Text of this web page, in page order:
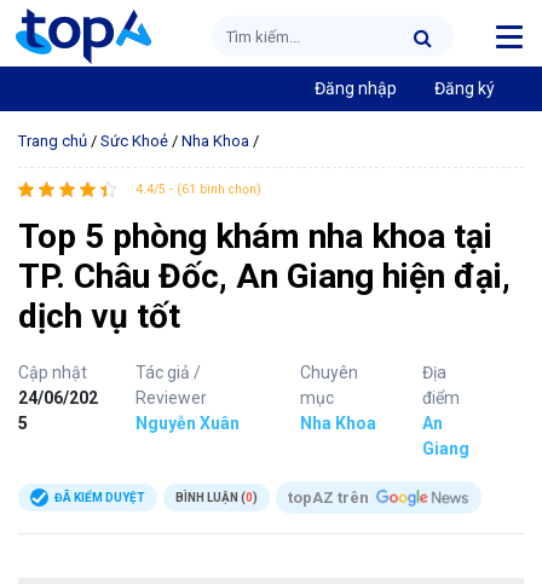
Đăng nhập Đăng ký
Trang chủ / Sức Khoẻ / Nha Khoa /
4.4/5 - (61 bình chọn)
Top 5 phòng khám nha khoa tại
TP. Châu Đốc, An Giang hiện đại,
dịch vụ tốt
Cập nhật
24/06/202
5
Tác giả /
Reviewer
Nguyễn Xuân
Chuyên
mục
Nha Khoa
Địa
điểm
An
Giang
ĐÃ KIỂM DUYỆT BÌNH LUẬN (0) topAZ trên